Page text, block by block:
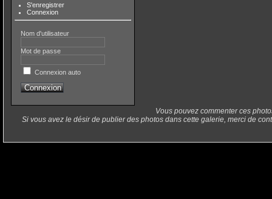
S'enregistrer
Connexion
Nom d'utilisateur
Mot de passe
Connexion auto
Vous pouvez commenter ces
Si vous avez le désir de publier des photos dans cette galerie, merci de